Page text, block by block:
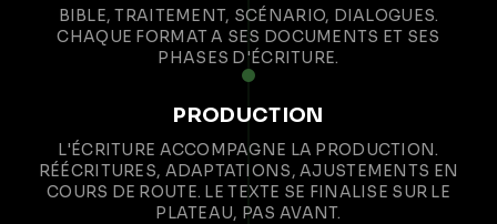
BIBLE, TRAITEMENT, SCÉNARIO, DIALOGUES.
CHAQUE FORMAT A SES DOCUMENTS ET SES
PHASES D'ÉCRITURE.
PRODUCTION
L'ÉCRITURE ACCOMPAGNE LA PRODUCTION.
RÉÉCRITURES, ADAPTATIONS, AJUSTEMENTS EN
COURS DE ROUTE. LE TEXTE SE FINALISE SUR LE
PLATEAU, PAS AVANT.